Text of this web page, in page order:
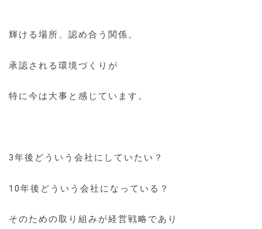
輝ける場所、認め合う関係。
承認される環境づくりが
特に今は大事と感じています。
3年後どういう会社にしていたい？
10年後どういう会社になっている？
そのための取り組みが経営戦略であり